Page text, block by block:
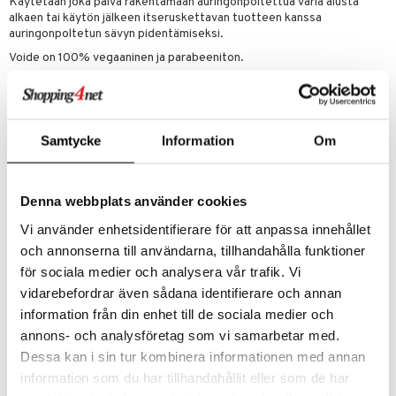
Samtycke Information Om
Denna webbplats använder cookies
Vi använder enhetsidentifierare för att anpassa innehållet
och annonserna till användarna, tillhandahålla funktioner
för sociala medier och analysera vår trafik. Vi
vidarebefordrar även sådana identifierare och annan
information från din enhet till de sociala medier och
annons- och analysföretag som vi samarbetar med.
Dessa kan i sin tur kombinera informationen med annan
information som du har tillhandahållit eller som de har
alkaen tai käytön jälkeen itseruskettavan tuotteen kanssa
auringonpoltetun sävyn pidentämiseksi.
Voide on 100% vegaaninen ja parabeeniton.
Levitä käsineillä pyörein liikkein puhtaalle ja kuivalle iholle. Pese kädet.
Ainesosat
Water (Aqua, Eau), Caprylic/Capric Triglyceride, Glycerin,
Acrylate/Sodium Acryloyldimethyl Taurate Copolymer, Polysorbate
Sorbate, Hexylene Glycol, Fragrance (Parfum), Sclerocarya Birrea
(Marula) Leaf Extract, Argania Spinosa (Argan) Kernel Extract,
Argania Spinosa (Argan) Kernel Oil, Macadamia Integrifolia
(Macadamia) Seed Oil, Cocos Nucifera (Coconut) Oil, Simmondsia
Chinensis (Jojoba) Seed Oil, Rosa Canina (Rosehip) Fruit Oil, Vitis
Vinifera (Grape) Seed Oil, Persea Gratissima (Avocado) Oil, Cucumis
Sativus (Cucumber) Fruit Extract, Ascorbic Acid (Vitamin C),
Tocopheryl Acetate (Vitamin E)